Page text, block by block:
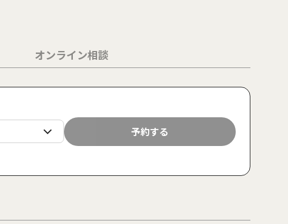
オンライン相談
22 23
月
24
木
予約する